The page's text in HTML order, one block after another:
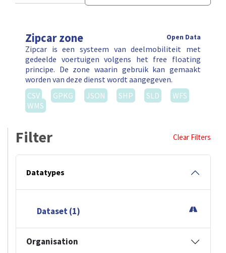
Zipcar zone Open Data
Zipcar is een systeem van deelmobiliteit met
gedeelde voertuigen volgens het free floating
principe. De zone waarin gebruik kan gemaakt
worden van deze dienst wordt aangegeven.
CSV
GPKG JSON SHP SLD
WFS
WMS
Filter Clear Filters
Datatypes
Dataset (1)
Organisation